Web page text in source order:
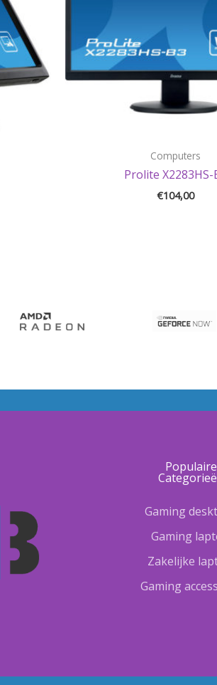
Computers
Prolite X2283HS-
€104,00
Populaire
Gaming
Gaming
Zakelijke
Gaming